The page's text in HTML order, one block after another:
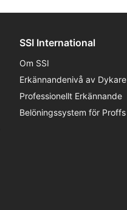
SSI International
Om SSI
Erkännandenivå av Dykare
Professionellt Erkännande
Belöningssystem för Proffs